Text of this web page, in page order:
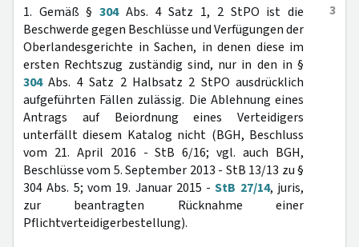
3
1. Gemäß §304Abs. 4 Satz 1, 2 StPO ist die
Beschwerde gegen Beschlüsse und Verfügungen der
Oberlandesgerichte in Sachen, in denen diese im
ersten Rechtszug zuständig sind, nur in den in §
304Abs. 4 Satz 2 Halbsatz 2 StPO ausdrücklich
aufgeführten Fällen zulässig. Die Ablehnung eines
Antrags auf Beiordnung eines Verteidigers
unterfällt diesem Katalog nicht (BGH, Beschluss
vom 21. April 2016 - StB 6/16; vgl. auch BGH,
Beschlüsse vom 5. September 2013 - StB 13/13 zu §
304 Abs. 5; vom 19. Januar 2015 -StB 27/14, juris,
zur beantragten Rücknahme einer
Pflichtverteidigerbestellung).